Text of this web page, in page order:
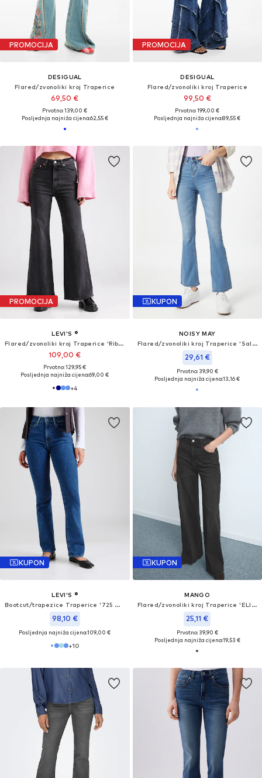
PROMOCIJA
DESIGUAL
Flared/zvonoliki kroj Traperice
69,50 €
Prvotno: 139,00 €
Posljednja najniža cijena:62,55 €
PROMOCIJA
DESIGUAL
Flared/zvonoliki kroj Traperice
99,50 €
Prvotno: 199,00 €
Posljednja najniža cijena:89,55 €
PROMOCIJA
LEVI'S ®
Flared/zvonoliki kroj Traperice 'Ribcage Bells'
109,00 €
Prvotno: 129,95 €
Posljednja najniža cijena:69,00 €
+4
KUPON
NOISY MAY
Flared/zvonoliki kroj Traperice 'Sallie'
29,61 €
Prvotno: 39,90 €
Posljednja najniža cijena:13,16 €
KUPON
LEVI'S ®
Bootcut/trapezice Traperice '725 High Rise Bootcut'
98,10 €
Posljednja najniža cijena:109,00 €
+10
KUPON
MANGO
Flared/zvonoliki kroj Traperice 'ELISE'
25,11 €
Prvotno: 39,90 €
Posljednja najniža cijena:19,53 €